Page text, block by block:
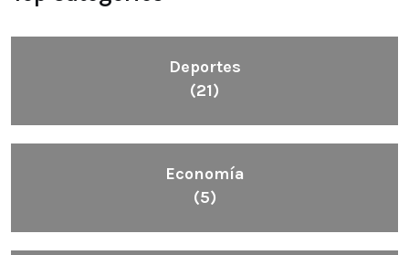
Deportes
(21)
Economía
(5)